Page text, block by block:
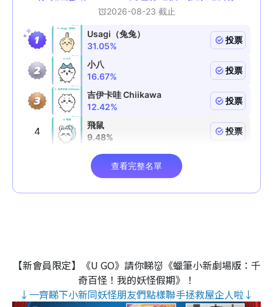
【新會員限定】《U GO》請你睇👹《蠟筆小新劇場版：千
奇百怪！我的妖怪假期》！
↓一齊睇下小新同妖怪朋友們點樣聯手拯救屋企人啦↓